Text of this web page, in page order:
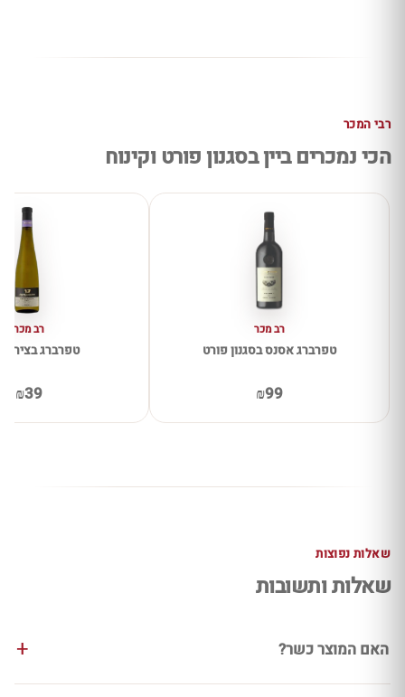
רבי המכר
הכי נמכרים ביין בסגנון פורט וקינוח
רב מכר
טפרברג אסנס בסגנון פורט
₪99
רב מכר
טפרברג בציר
₪39
שאלות נפוצות
שאלות ותשובות
האם המוצר כשר?